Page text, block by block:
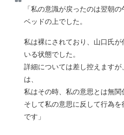
「私の意識が戻ったのは翌朝
ベッドの上でした。
私は裸にされており、山口氏
いる状態でした。
詳細については差し控えますが
は、
私はその時、私の意思とは無関
そして私の意思に反して行為を
です」